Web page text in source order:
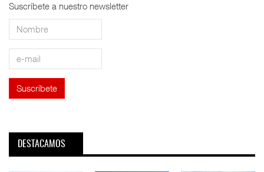
Suscríbete a nuestro newsletter
DESTACAMOS